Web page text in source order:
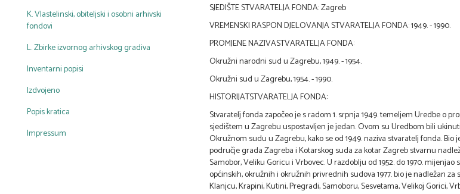
K. Vlastelinski, obiteljski i osobni arhivski
fondovi
L. Zbirke izvornog arhivskog gradiva
Inventarni popisi
Izdvojeno
Popis kratica
Impressum
SJEDIŠTE STVARATELJA FONDA: Zagreb
VREMENSKI RASPON DJELOVANJA STVARATELJA FONDA: 1949. - 1990.
PROMJENE NAZIVASTVARATELJA FONDA:
Okružni narodni sud u Zagrebu, 1949. - 1954.
Okružni sud u Zagrebu, 1954. - 1990.
HISTORIJATSTVARATELJA FONDA:
Stvaratelj fonda započeo je s radom 1. srpnja 1949. temeljem Uredbe o
sjedištem u Zagrebu uspostavljen je jedan. Ovom su Uredbom bili
Okružnom sudu u Zagrebu, kako se od 1949. naziva stvaratelj fonda.
područje grada Zagreba i Kotarskog suda za kotar Zagreb stvarnu
Samobor, Veliku Goricu i Vrbovec. U razdoblju od 1952. do 1970.
općinskih, okružnih i okružnih privrednih sudova 1977. bio je nadležan
Klanjcu, Krapini, Kutini, Pregradi, Samoboru, Sesvetama, Velikoj Gorici,